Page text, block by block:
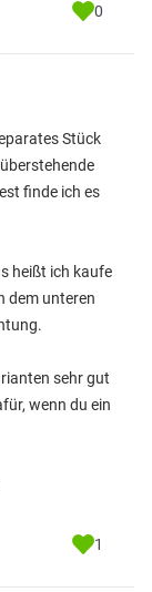
0
Stück
finde ich es
heißt ich kaufe
dem unteren
sehr gut
wenn du ein
1